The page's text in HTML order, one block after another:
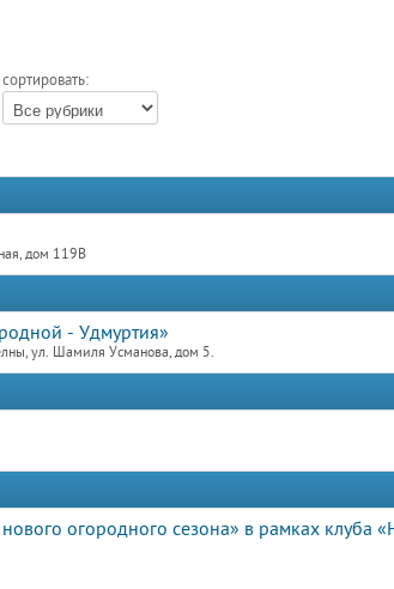
сортировать:
дом 119В
- Удмуртия»
ул. Шамиля Усманова, дом 5.
огородного сезона» в рамках клуба